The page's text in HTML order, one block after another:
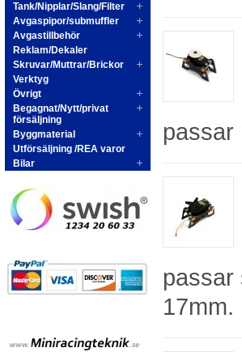
Tank/Nipplar/Slang/Filter
Avgaspipor/submuffler
Avgastillbehör
Reklam/Dekaler
Skruvar/Muttrar/Brickor
Verktyg
Övrigt
Begagnat/Nytt/privat
försäljning
Byggmaterial
Utförsäljning /REA varor
Bilar
passar
passar
17mm.